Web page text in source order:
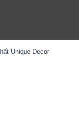
Unique Decor